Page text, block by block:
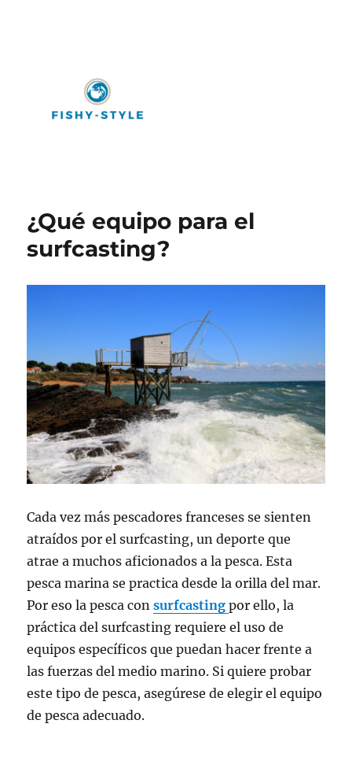
¿Qué equipo para el
surfcasting?
Cada vez más pescadores franceses se sienten
atraídos por el surfcasting, un deporte que
atrae a muchos aficionados a la pesca. Esta
pesca marina se practica desde la orilla del mar.
Por eso la pesca consurfcasting por ello, la
práctica del surfcasting requiere el uso de
equipos específicos que puedan hacer frente a
las fuerzas del medio marino. Si quiere probar
este tipo de pesca, asegúrese de elegir el equipo
de pesca adecuado.